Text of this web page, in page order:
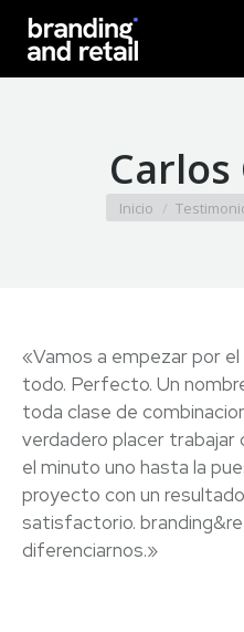
Estás aquí:
Inicio
«Vamos a empezar por
todo. Perfecto. Un
toda clase de
verdadero placer trabajar
el minuto uno hasta la
proyecto con un
satisfactorio.
diferenciarnos.»